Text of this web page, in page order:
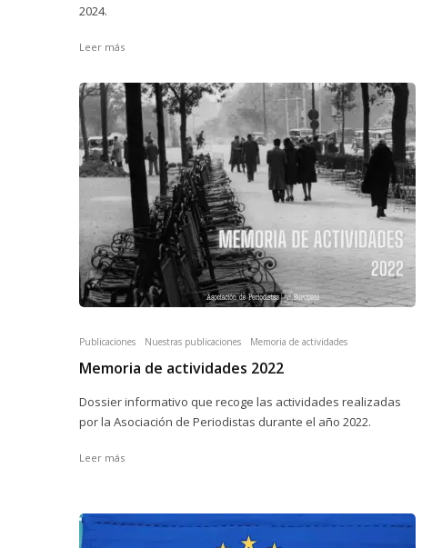
2024.
Leer más
Publicaciones Nuestras publicaciones Memoria de actividades
Memoria de actividades 2022
Dossier informativo que recoge las actividades realizadas
por la Asociación de Periodistas durante el año 2022.
Leer más